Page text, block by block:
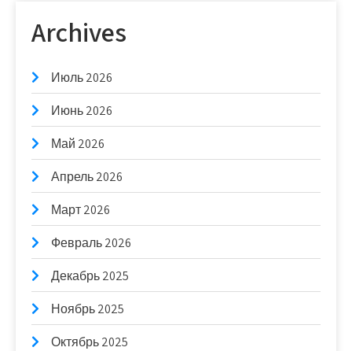
Archives
Июль 2026
Июнь 2026
Май 2026
Апрель 2026
Март 2026
Февраль 2026
Декабрь 2025
Ноябрь 2025
Октябрь 2025